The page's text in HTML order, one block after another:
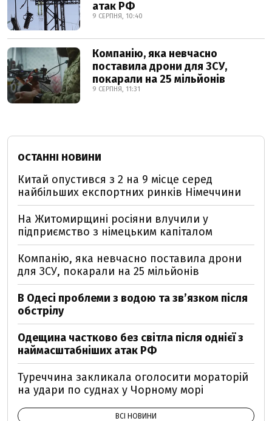
атак РФ
9 СЕРПНЯ, 10:40
Компанію, яка невчасно
поставила дрони для ЗСУ,
покарали на 25 мільйонів
9 СЕРПНЯ, 11:31
ОСТАННІ НОВИНИ
Китай опустився з 2 на 9 місце серед
найбільших експортних ринків Німеччини
На Житомирщині росіяни влучили у
підприємство з німецьким капіталом
Компанію, яка невчасно поставила дрони
для ЗСУ, покарали на 25 мільйонів
В Одесі проблеми з водою та звʼязком після
обстрілу
Одещина частково без світла після однієї з
наймасштабніших атак РФ
Туреччина закликала оголосити мораторій
на удари по суднах у Чорному морі
ВСІ НОВИНИ